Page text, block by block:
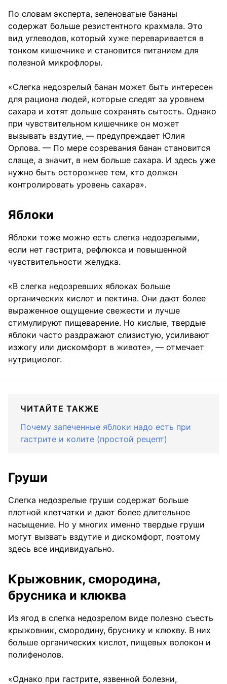
По словам эксперта, зеленоватые бананы
содержат больше резистентного крахмала. Это
вид углеводов, который хуже переваривается в
тонком кишечнике и становится питанием для
полезной микрофлоры.
«Слегка недозрелый банан может быть интересен
для рациона людей, которые следят за уровнем
сахара и хотят дольше сохранять сытость. Однако
при чувствительном кишечнике он может
вызывать вздутие, — предупреждает Юлия
Орлова. — По мере созревания банан становится
слаще, а значит, в нем больше сахара. И здесь уже
нужно быть осторожнее тем, кто должен
контролировать уровень сахара».
Яблоки
Яблоки тоже можно есть слегка недозрелыми,
если нет гастрита, рефлюкса и повышенной
чувствительности желудка.
«В слегка недозревших яблоках больше
органических кислот и пектина. Они дают более
выраженное ощущение свежести и лучше
стимулируют пищеварение. Но кислые, твердые
яблоки часто раздражают слизистую, усиливают
изжогу или дискомфорт в животе», — отмечает
нутрициолог.
ЧИТАЙТЕ ТАКЖЕ
Почему запеченные яблоки надо есть при
гастрите и колите (простой рецепт)
Груши
Слегка недозрелые груши содержат больше
плотной клетчатки и дают более длительное
насыщение. Но у многих именно твердые груши
могут вызвать вздутие и дискомфорт, поэтому
здесь все индивидуально.
Крыжовник, смородина,
брусника и клюква
Из ягод в слегка недозрелом виде полезно съесть
крыжовник, смородину, бруснику и клюкву. В них
больше органических кислот, пищевых волокон и
полифенолов.
«Однако при гастрите, язвенной болезни,